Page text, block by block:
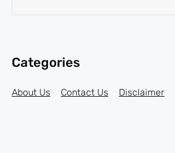
Categories
About Us Contact Us Disclaimer